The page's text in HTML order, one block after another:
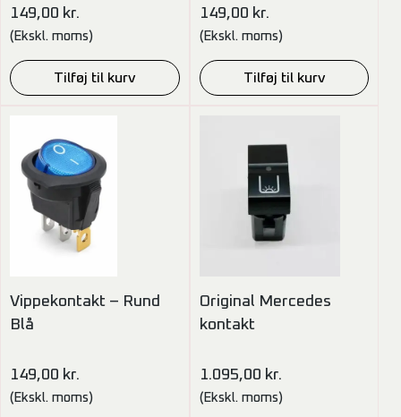
149,00 kr.
(Ekskl. moms)
Tilføj til kurv
149,00 kr.
(Ekskl. moms)
Tilføj til kurv
Vippekontakt – Rund
Blå
149,00 kr.
(Ekskl. moms)
Original Mercedes
kontakt
1.095,00 kr.
(Ekskl. moms)